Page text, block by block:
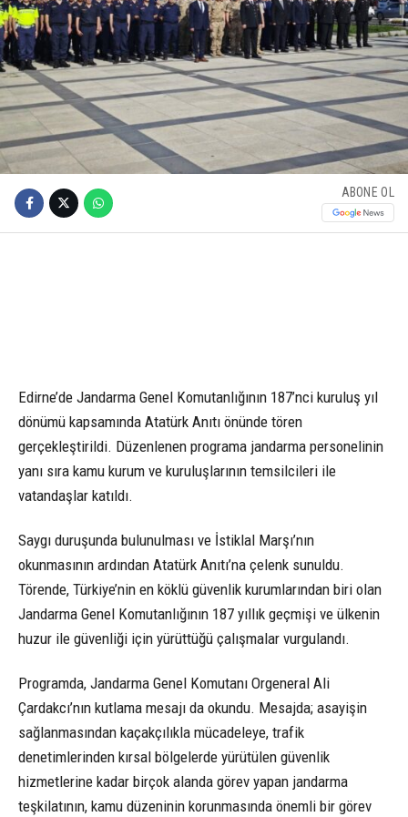
ABONE OL
Edirne’de Jandarma Genel Komutanlığının 187’nci kuruluş yıl
dönümü kapsamında Atatürk Anıtı önünde tören
gerçekleştirildi. Düzenlenen programa jandarma personelinin
yanı sıra kamu kurum ve kuruluşlarının temsilcileri ile
vatandaşlar katıldı.
Saygı duruşunda bulunulması ve İstiklal Marşı’nın
okunmasının ardından Atatürk Anıtı’na çelenk sunuldu.
Törende, Türkiye’nin en köklü güvenlik kurumlarından biri olan
Jandarma Genel Komutanlığının 187 yıllık geçmişi ve ülkenin
huzur ile güvenliği için yürüttüğü çalışmalar vurgulandı.
Programda, Jandarma Genel Komutanı Orgeneral Ali
Çardakcı’nın kutlama mesajı da okundu. Mesajda; asayişin
sağlanmasından kaçakçılıkla mücadeleye, trafik
denetimlerinden kırsal bölgelerde yürütülen güvenlik
hizmetlerine kadar birçok alanda görev yapan jandarma
teşkilatının, kamu düzeninin korunmasında önemli bir görev